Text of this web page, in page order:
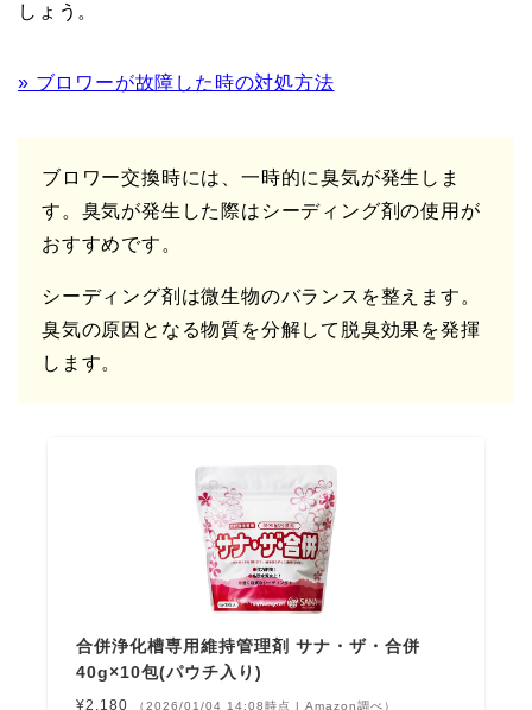
しょう。
» ブロワーが故障した時の対処方法
ブロワー交換時には、一時的に臭気が発生しま
す。臭気が発生した際はシーディング剤の使用が
おすすめです。
シーディング剤は微生物のバランスを整えます。
臭気の原因となる物質を分解して脱臭効果を発揮
します。
合併浄化槽専用維持管理剤 サナ・ザ・合併
40g×10包(パウチ入り)
¥2,180 （2026/01/04 14:08時点 | Amazon調べ）